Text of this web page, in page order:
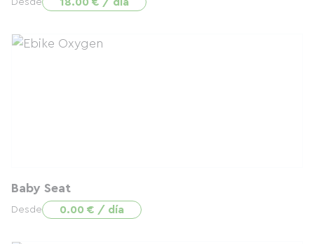
Desde
Baby Seat
Desde 0.00 € / día